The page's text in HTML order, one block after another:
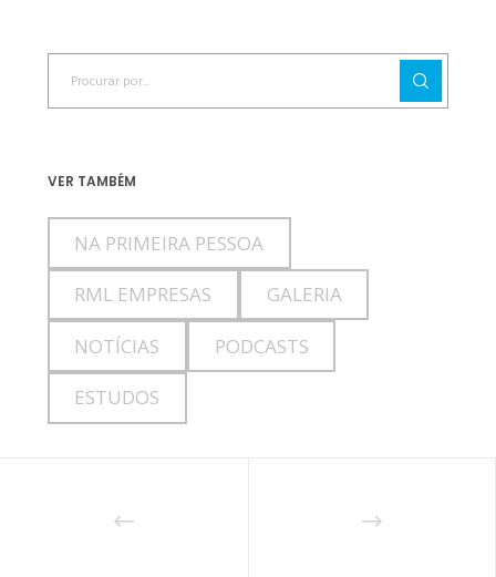
VER TAMBÉM
NA PRIMEIRA PESSOA
RML EMPRESAS GALERIA
NOTÍCIAS PODCASTS
ESTUDOS